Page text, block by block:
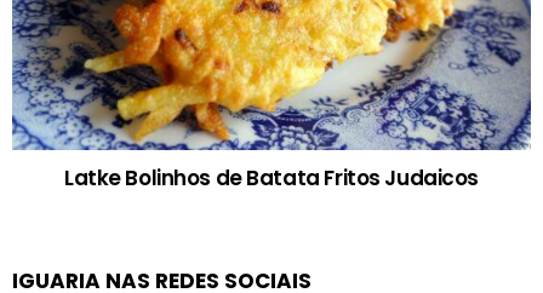
Latke Bolinhos de Batata Fritos Judaicos
IGUARIA NAS REDES SOCIAIS